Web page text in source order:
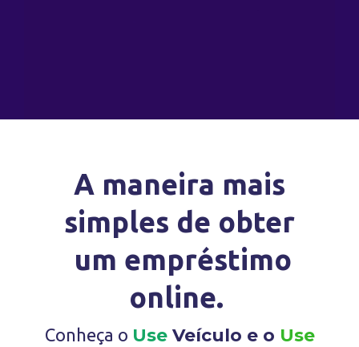
A maneira mais
simples de obter
um empréstimo
online.
Conheça o UseVeículo e o Use